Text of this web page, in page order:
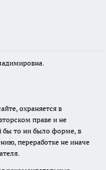
охраняется в
праве и не
бы то ни было форме, в
переработке не иначе